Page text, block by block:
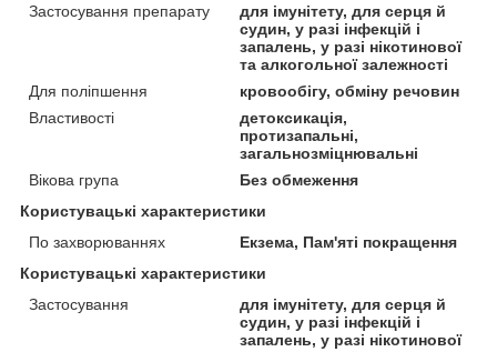
Застосування препарату
для імунітету, для серця й
судин, у разі інфекцій і
запалень, у разі нікотинової
та алкогольної залежності
Для поліпшення
кровообігу, обміну речовин
Властивості
детоксикація,
протизапальні,
загальнозміцнювальні
Вікова група
Без обмеження
Користувацькi характеристики
По захворюваннях
Екзема, Пам'яті покращення
Користувацькі характеристики
Застосування
для імунітету, для серця й
судин, у разі інфекцій і
запалень, у разі нікотинової